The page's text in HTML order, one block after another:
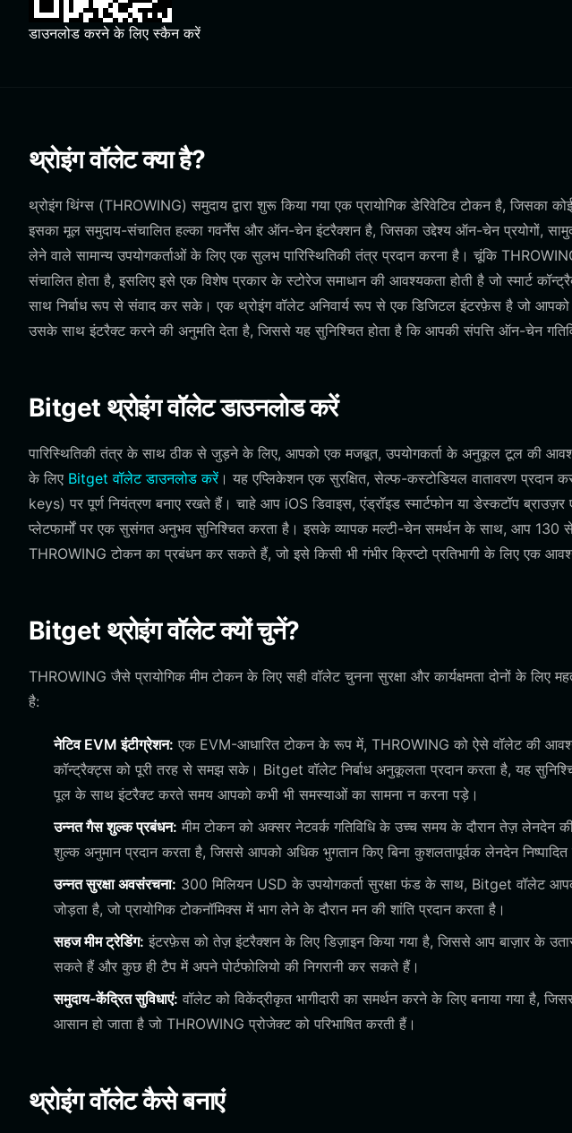
डाउनलोड करने के लिए स्कैन करें
थ्रोइंग वॉलेट क्या है?
थ्रोइंग थिंग्स (THROWING) समुदाय द्वारा शुरू किया गया एक प्रायोगिक डेरिवेटिव टोकन है, जिसका
इसका मूल समुदाय-संचालित हल्का गवर्नेंस और ऑन-चेन इंटरैक्शन है, जिसका उद्देश्य ऑन-चेन प्रयोगों,
लेने वाले सामान्य उपयोगकर्ताओं के लिए एक सुलभ पारिस्थितिकी तंत्र प्रदान करना है। चूंकि
संचालित होता है, इसलिए इसे एक विशेष प्रकार के स्टोरेज समाधान की आवश्यकता होती है जो स्मार्ट
साथ निर्बाध रूप से संवाद कर सके। एक थ्रोइंग वॉलेट अनिवार्य रूप से एक डिजिटल इंटरफ़ेस है जो
उसके साथ इंटरैक्ट करने की अनुमति देता है, जिससे यह सुनिश्चित होता है कि आपकी संपत्ति ऑन-चेन
Bitget थ्रोइंग वॉलेट डाउनलोड करें
पारिस्थितिकी तंत्र के साथ ठीक से जुड़ने के लिए, आपको एक मजबूत, उपयोगकर्ता के अनुकूल टूल की
के लिए Bitget वॉलेट डाउनलोड करें। यह एप्लिकेशन एक सुरक्षित, सेल्फ-कस्टोडियल वातावरण प्रदान
keys) पर पूर्ण नियंत्रण बनाए रखते हैं। चाहे आप iOS डिवाइस, एंड्रॉइड स्मार्टफोन या डेस्कटॉप
प्लेटफार्मों पर एक सुसंगत अनुभव सुनिश्चित करता है। इसके व्यापक मल्टी-चेन समर्थन के साथ, आप 130
THROWING टोकन का प्रबंधन कर सकते हैं, जो इसे किसी भी गंभीर क्रिप्टो प्रतिभागी के लिए एक
Bitget थ्रोइंग वॉलेट क्यों चुनें?
THROWING जैसे प्रायोगिक मीम टोकन के लिए सही वॉलेट चुनना सुरक्षा और कार्यक्षमता दोनों के
है:
नेटिव EVM इंटीग्रेशन: एक EVM-आधारित टोकन के रूप में, THROWING को ऐसे वॉलेट की
कॉन्ट्रैक्ट्स को पूरी तरह से समझ सके। Bitget वॉलेट निर्बाध अनुकूलता प्रदान करता है, यह
पूल के साथ इंटरैक्ट करते समय आपको कभी भी समस्याओं का सामना न करना पड़े।
उन्नत गैस शुल्क प्रबंधन: मीम टोकन को अक्सर नेटवर्क गतिविधि के उच्च समय के दौरान तेज़
शुल्क अनुमान प्रदान करता है, जिससे आपको अधिक भुगतान किए बिना कुशलतापूर्वक लेनदेन
उन्नत सुरक्षा अवसंरचना: 300 मिलियन USD के उपयोगकर्ता सुरक्षा फंड के साथ, Bitget वॉलेट
जोड़ता है, जो प्रायोगिक टोकनॉमिक्स में भाग लेने के दौरान मन की शांति प्रदान करता है।
सहज मीम ट्रेडिंग: इंटरफ़ेस को तेज़ इंटरैक्शन के लिए डिज़ाइन किया गया है, जिससे आप बाज़ार के
सकते हैं और कुछ ही टैप में अपने पोर्टफोलियो की निगरानी कर सकते हैं।
समुदाय-केंद्रित सुविधाएं: वॉलेट को विकेंद्रीकृत भागीदारी का समर्थन करने के लिए बनाया गया है,
आसान हो जाता है जो THROWING प्रोजेक्ट को परिभाषित करती हैं।
थ्रोइंग वॉलेट कैसे बनाएं